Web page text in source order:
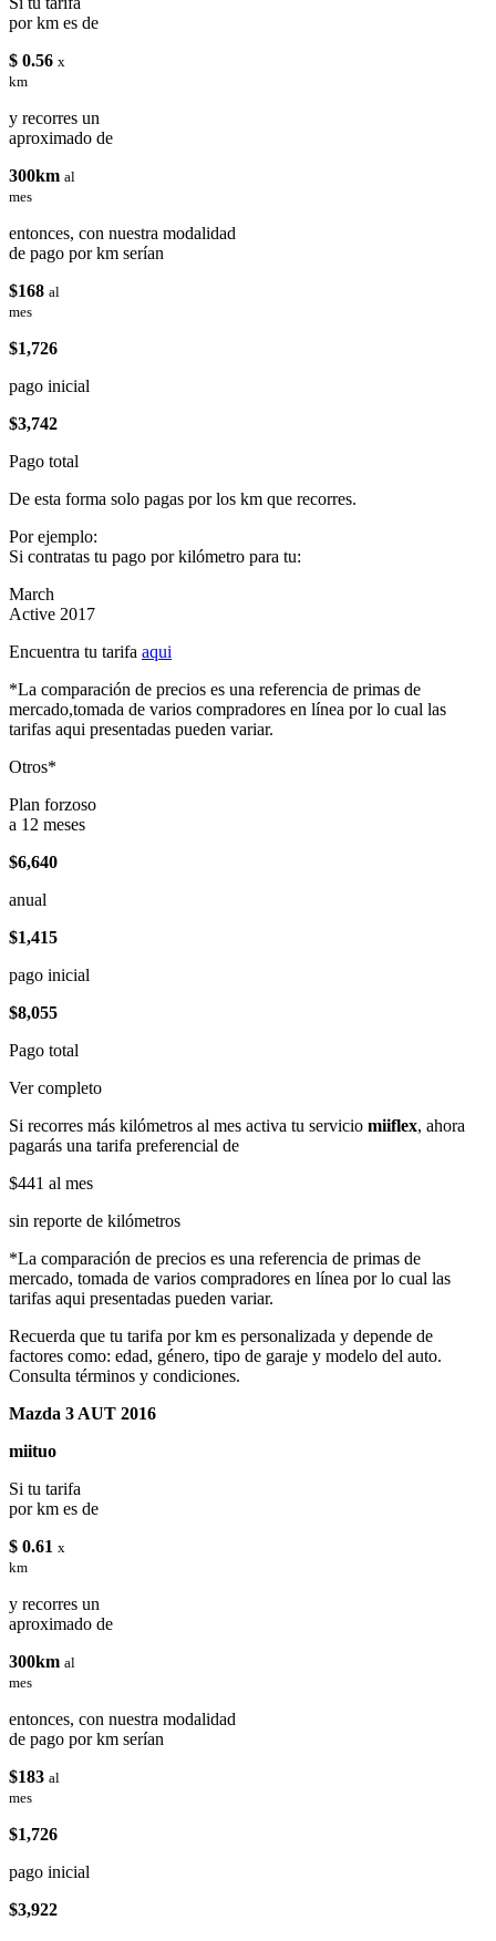
por km es de
$ 0.56 x
km
y recorres un
aproximado de
300km al
mes
entonces, con nuestra modalidad
de pago por km serían
$168 al
mes
$1,726
pago inicial
$3,742
Pago total
De esta forma solo pagas por los km que recorres.
Por ejemplo:
Si contratas tu pago por kilómetro para tu:
March
Active 2017
Encuentra tu tarifa aqui
*La comparación de precios es una referencia de primas de
mercado,tomada de varios compradores en línea por lo cual las
tarifas aqui presentadas pueden variar.
Otros*
Plan forzoso
a 12 meses
$6,640
anual
$1,415
pago inicial
$8,055
Pago total
Ver completo
Si recorres más kilómetros al mes activa tu servicio miiflex, ahora
pagarás una tarifa preferencial de
$441 al mes
sin reporte de kilómetros
*La comparación de precios es una referencia de primas de
mercado, tomada de varios compradores en línea por lo cual las
tarifas aqui presentadas pueden variar.
Recuerda que tu tarifa por km es personalizada y depende de
factores como: edad, género, tipo de garaje y modelo del auto.
Consulta términos y condiciones.
Mazda 3 AUT 2016
miituo
Si tu tarifa
por km es de
$ 0.61 x
km
y recorres un
aproximado de
300km al
mes
entonces, con nuestra modalidad
de pago por km serían
$183 al
mes
$1,726
pago inicial
$3,922